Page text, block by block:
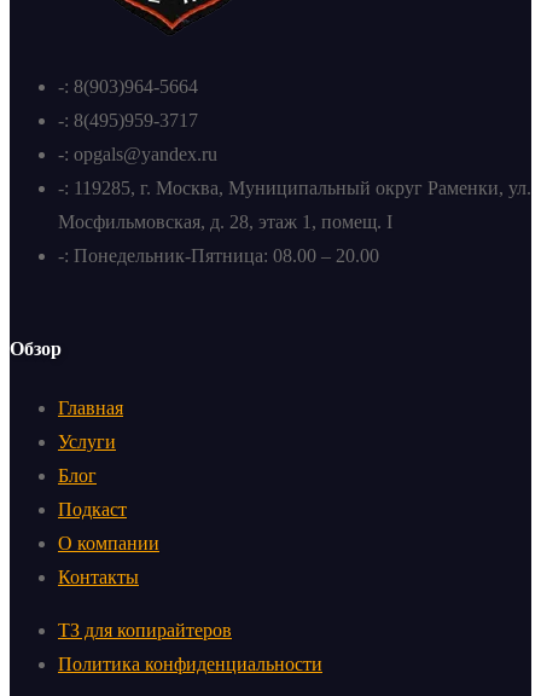
-: 8(903)964-5664
-: 8(495)959-3717
-: opgals@yandex.ru
-: 119285, г. Москва, Муниципальный округ Раменки, ул.
Мосфильмовская, д. 28, этаж 1, помещ. I
-: Понедельник-Пятница: 08.00 – 20.00
Обзор
Главная
Услуги
Блог
Подкаст
О компании
Контакты
ТЗ для копирайтеров
Политика конфиденциальности